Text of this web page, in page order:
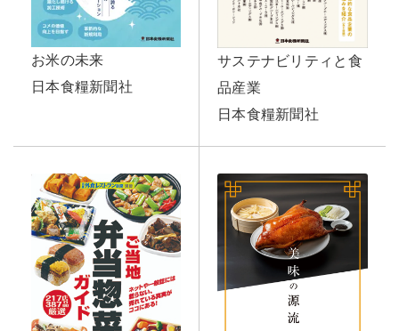
お米の未来
日本食糧新聞社
サステナビリティと食
品産業
日本食糧新聞社